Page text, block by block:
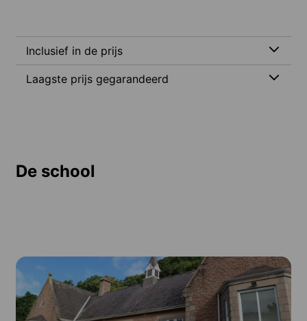
Inclusief in de prijs
Laagste prijs gegarandeerd
De school